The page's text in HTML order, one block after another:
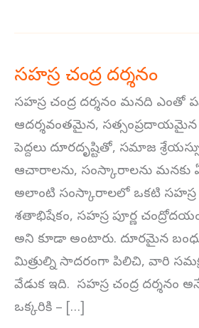
సహస్ర చంద్ర దర్శనం
సహస్ర చంద్ర దర్శనం మనది ఎంతో
ఆదర్శవంతమైన, సత్సంప్రదాయమైన
పెద్దలు దూరదృష్టితో, సమాజ
ఆచారాలను, సంస్కారాలను మనకు
అలాంటి సంస్కారాలలో ఒకటి సహస్ర
శతాభిషేకం, సహస్ర పూర్ణ
అని కూడా అంటారు. దూరమైన
మిత్రుల్ని సాదరంగా పిలిచి, వారి
వేడుక ఇది. సహస్ర చంద్ర దర్శనం
ఒక్కరికి – […]
సహస్ర
చంద్ర
దర్శనం